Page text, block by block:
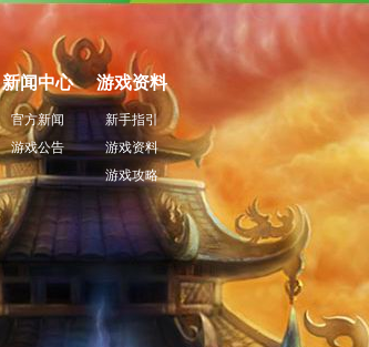
新闻中心
官方新闻
游戏公告
游戏资料
新手指引
游戏资料
游戏攻略